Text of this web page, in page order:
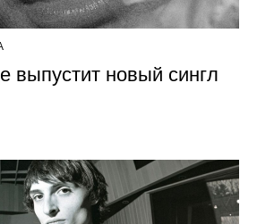
выпустит новый сингл